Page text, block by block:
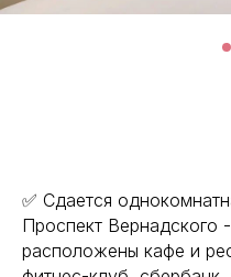
✅ Сдается
Проспект
расположены кафе и